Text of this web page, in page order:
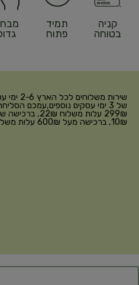
קניה
בטוחה
תמיד
פתוח
שירות
של 3 ימי עסקים נוספים,עמכם
10₪, ברכישה מעל 600₪ עלות משלוח חינם